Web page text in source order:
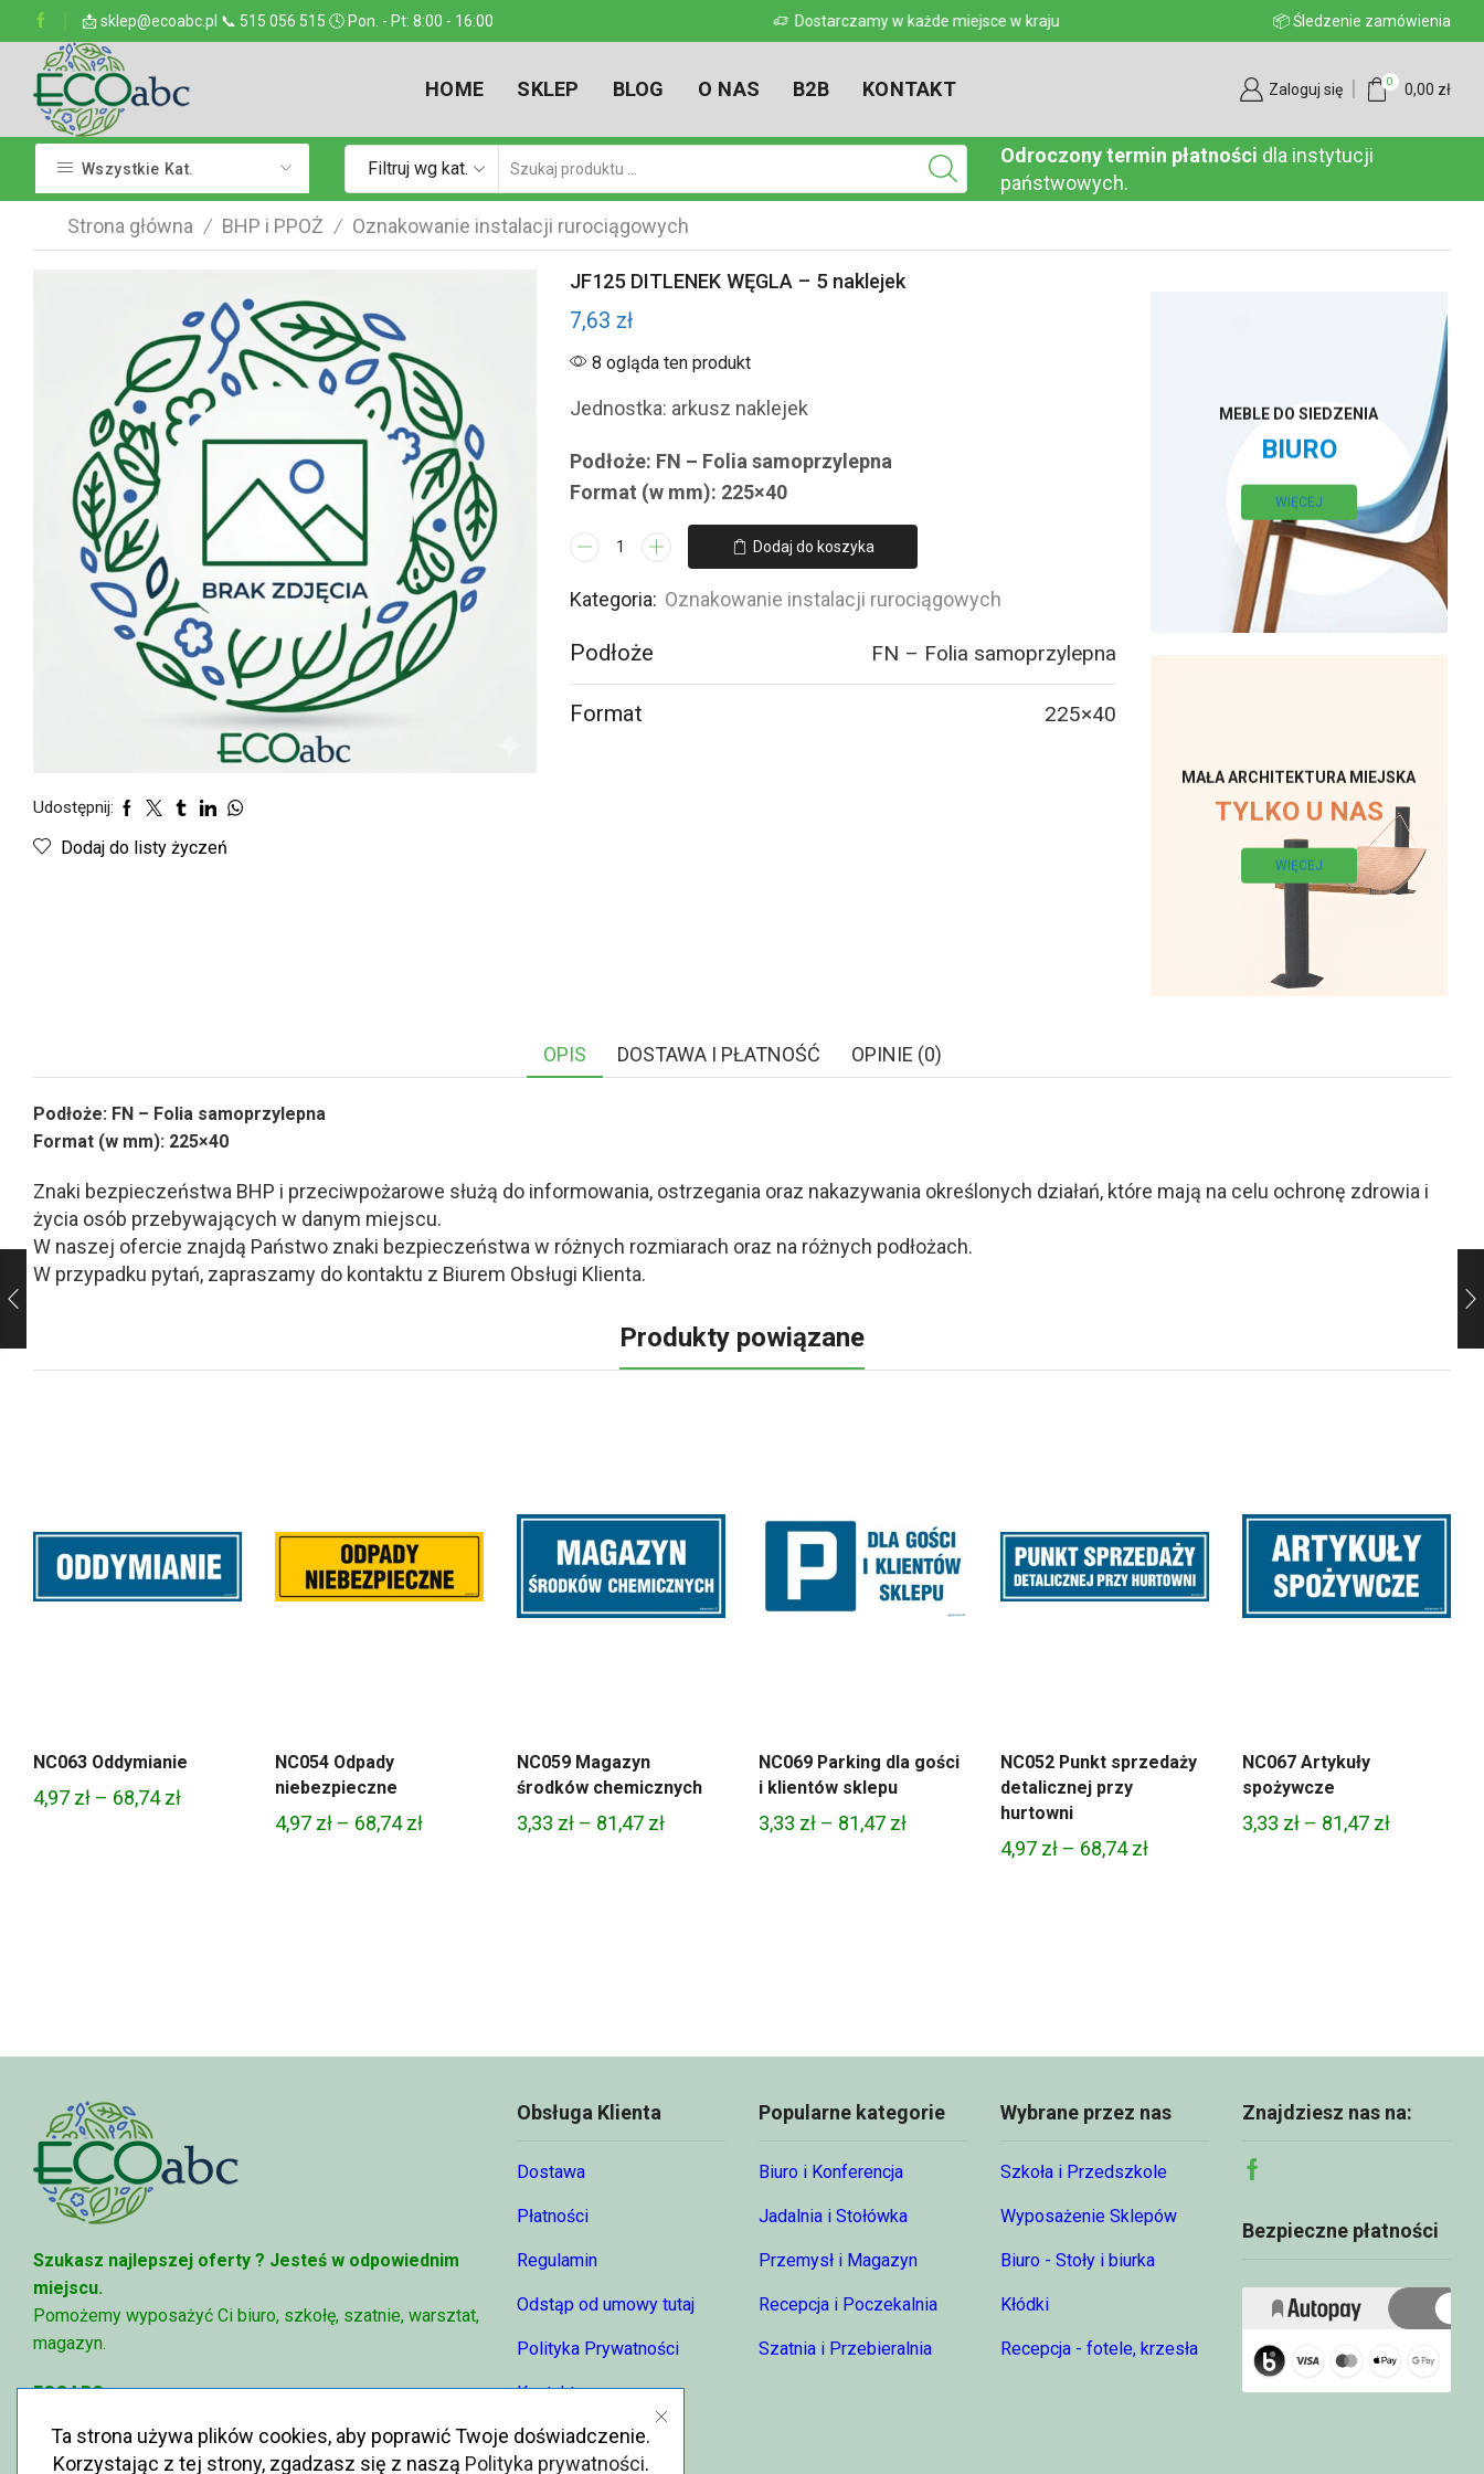
📩 sklep@ecoabc.pl 📞 515 056 515 🕓 Pon. - Pt: 8:00 - 16:00
w kraju Dostarczamy w każde miejsce w kraju Dostarczamy w każde miejsce w kraju 📦 Śledzenie zamówienia
HOME SKLEP BLOG O NAS B2B KONTAKT Zaloguj się 0 0,00 zł
Wszystkie Kat. Filtruj wg kat.
wyszukiwania
Odroczony termin płatności dla instytucji
państwowych.
Strona główna / BHP i PPOŻ / Oznakowanie instalacji rurociągowych
Udostępnij:
Dodaj do listy życzeń
JF125 DITLENEK WĘGLA – 5 naklejek
7,63 zł
8 ogląda ten produkt
Jednostka: arkusz naklejek
Podłoże: FN – Folia samoprzylepna
Format (w mm): 225×40
ilość
DITLENEK
-
5
naklejek
Dodaj do koszyka
Kategoria: Oznakowanie instalacji rurociągowych
Podłoże FN – Folia samoprzylepna
Format 225×40
MEBLE DO SIEDZENIA
BIURO
WIĘCEJ
MAŁA ARCHITEKTURA MIEJSKA
TYLKO U NAS
WIĘCEJ
OPIS DOSTAWA I PŁATNOŚĆ OPINIE (0)
Podłoże: FN – Folia samoprzylepna
Format (w mm): 225×40
Znaki bezpieczeństwa BHP i przeciwpożarowe służą do informowania, ostrzegania oraz nakazywania określonych działań, które mają na celu ochronę zdrowia i
życia osób przebywających w danym miejscu.
W naszej ofercie znajdą Państwo znaki bezpieczeństwa w różnych rozmiarach oraz na różnych podłożach.
W przypadku pytań, zapraszamy do kontaktu z Biurem Obsługi Klienta.
Produkty powiązane
NC063 Oddymianie
4,97 zł – 68,74złZakres
NC054 Odpady
niebezpieczne
4,97 zł – 68,74złZakres
NC059 Magazyn
środków chemicznych
3,33 zł – 81,47 złZakres
NC069 Parking dla gości
i klientów sklepu
3,33 zł – 81,47 złZakres
NC052 Punkt sprzedaży
detalicznej przy
hurtowni
4,97 zł – 68,74złZakres
NC067 Artykuły
spożywcze
3,33 zł – 81,47 złZakres
Szukasz najlepszej oferty ? Jesteś w odpowiednim
miejscu.
Pomożemy wyposażyć Ci biuro, szkołę, szatnie, warsztat,
magazyn.
ECOABC
515-056-515
Obsługa Klienta
Dostawa
Płatności
Regulamin
Odstąp od umowy tutaj
Polityka Prywatności
Kontakt
O nas
Popularne kategorie
Biuro i Konferencja
Jadalnia i Stołówka
Przemysł i Magazyn
Recepcja i Poczekalnia
Szatnia i Przebieralnia
Wybrane przez nas
Szkoła i Przedszkole
Wyposażenie Sklepów
Biuro - Stoły i biurka
Kłódki
Recepcja - fotele, krzesła
Znajdziesz nas na:
Facebook
Bezpieczne płatności
Ta strona używa plików cookies, aby poprawić Twoje doświadczenie.
Korzystając z tej strony, zgadzasz się z naszą Polityka prywatności.